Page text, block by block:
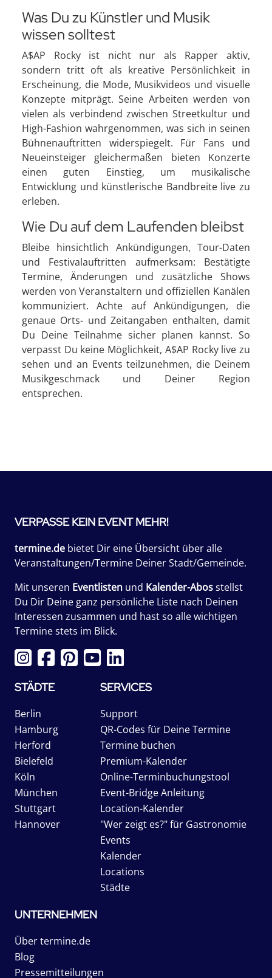
Was Du zu Künstler und Musik
wissen solltest
A$AP Rocky ist nicht nur als Rapper aktiv,
sondern tritt oft als kreative Persönlichkeit in
Erscheinung, die Mode, Musikvideos und visuelle
Konzepte mitprägt. Seine Arbeiten werden von
vielen als verbindend zwischen Streetkultur und
High-Fashion wahrgenommen, was sich in seinen
Bühnenauftritten widerspiegelt. Für Fans und
Neueinsteiger gleichermaßen bieten Konzerte
einen guten Einstieg, um musikalische
Entwicklung und künstlerische Bandbreite live zu
erleben.
Wie Du auf dem Laufenden bleibst
Bleibe hinsichtlich Ankündigungen, Tour-Daten
und Festivalauftritten aufmerksam: Bestätigte
Termine, Änderungen und zusätzliche Shows
werden von Veranstaltern und offiziellen Kanälen
kommuniziert. Achte auf Ankündigungen, die
genaue Orts- und Zeitangaben enthalten, damit
Du Deine Teilnahme sicher planen kannst. So
verpasst Du keine Möglichkeit, A$AP Rocky live zu
sehen und an Events teilzunehmen, die Deinem
Musikgeschmack und Deiner Region
entsprechen.
VERPASSE KEIN EVENT MEHR!
termine.de bietet Dir eine Übersicht über alle
Veranstaltungen/Termine Deiner Stadt/Gemeinde.
Mit unseren Eventlisten und Kalender-Abosstellst
Du Dir Deine ganz persönliche Liste nach Deinen
Interessen zusammen und hast so alle wichtigen
Termine stets im Blick.
STÄDTE
Berlin
Hamburg
Herford
Bielefeld
Köln
München
Stuttgart
Hannover
SERVICES
Support
QR-Codes für Deine Termine
Termine buchen
Premium-Kalender
Online-Terminbuchungstool
Event-Bridge Anleitung
Location-Kalender
"Wer zeigt es?" für Gastronomie
Events
Kalender
Locations
Städte
UNTERNEHMEN
Über termine.de
Blog
Pressemitteilungen